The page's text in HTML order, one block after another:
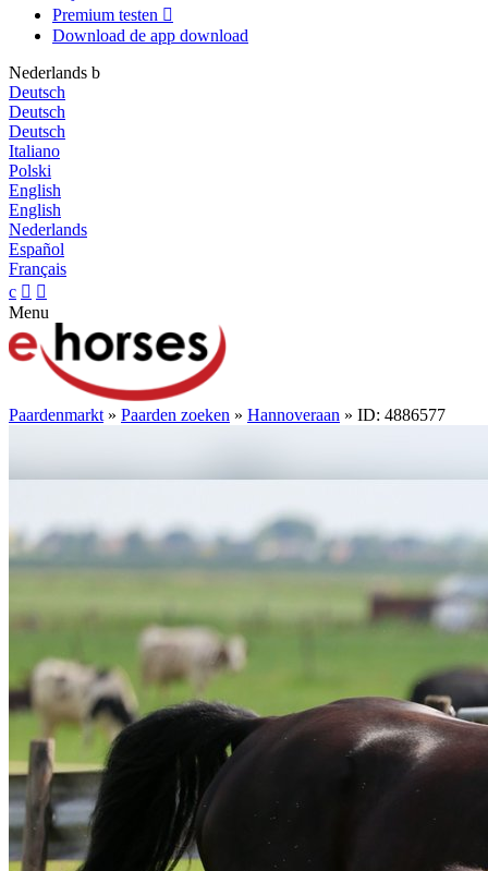
Premium testen 
Download de app download
Nederlands b
Deutsch
Deutsch
Deutsch
Italiano
Polski
English
English
Nederlands
Español
Français
c  
Menu
Paardenmarkt » Paarden zoeken » Hannoveraan » ID: 4886577